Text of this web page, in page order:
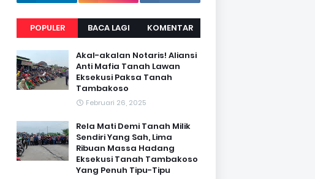
POPULER BACA LAGI KOMENTAR
Akal-akalan Notaris! Aliansi
Anti Mafia Tanah Lawan
Eksekusi Paksa Tanah
Tambakoso
Februari 26, 2025
Rela Mati Demi Tanah Milik
Sendiri Yang Sah, Lima
Ribuan Massa Hadang
Eksekusi Tanah Tambakoso
Yang Penuh Tipu-Tipu